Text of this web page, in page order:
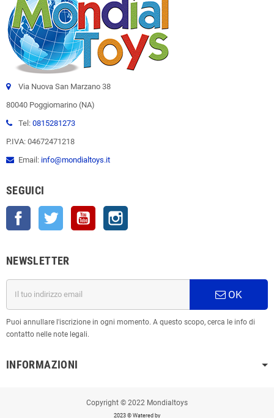
Via Nuova San Marzano 38
80040 Poggiomarino (NA)
Tel: 0815281273
P.IVA: 04672471218
Email: info@mondialtoys.it
SEGUICI
Facebook Twitter YouTube
NEWSLETTER
OK
Puoi annullare l'iscrizione in ogni momento. A questo scopo, cerca le info di
contatto nelle note legali.
INFORMAZIONI
Copyright © 2022 Mondialtoys
2023 © Watered by